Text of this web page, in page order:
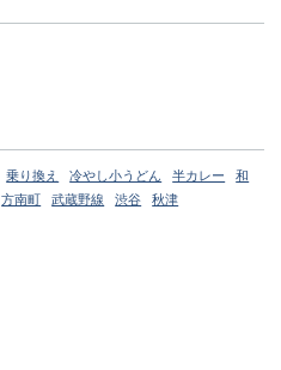
乗り換え 冷やし小うどん 半カレー
和
方南町 武蔵野線 渋谷 秋津